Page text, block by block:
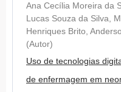
Ana Cecília Moreira da
Lucas Souza da Silva,
Henriques Brito,
(Autor)
Uso de tecnologias
de enfermagem em